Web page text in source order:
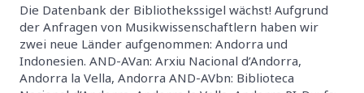
Die Datenbank der Bibliothekssigel wächst! Aufgrund
der Anfragen von Musikwissenschaftlern haben wir
zwei neue Länder aufgenommen: Andorra und
Indonesien. AND-AVan: Arxiu Nacional d’Andorra,
Andorra la Vella, Andorra AND-AVbn: Biblioteca